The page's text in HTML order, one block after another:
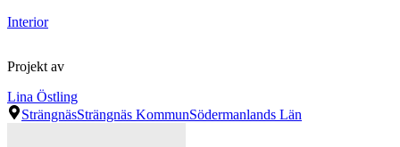
Interior
Projekt av
Lina Östling
SträngnäsSträngnäs KommunSödermanlands Län